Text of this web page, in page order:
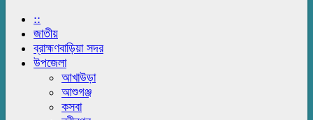
::
জাতীয়
ব্রাহ্মণবাড়িয়া সদর
উপজেলা
আখাউড়া
আশুগঞ্জ
কসবা